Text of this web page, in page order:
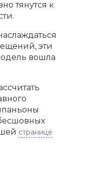
тянутся к
эти
вошла
странице